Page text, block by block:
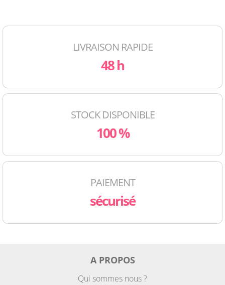
LIVRAISON RAPIDE
48 h
STOCK DISPONIBLE
100 %
PAIEMENT
sécurisé
A PROPOS
Qui sommes nous ?